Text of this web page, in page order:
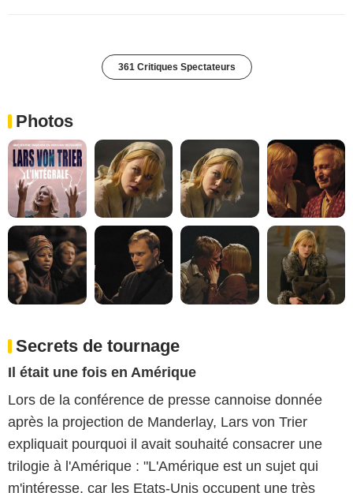
361 Critiques Spectateurs
Photos
Secrets de tournage
Il était une fois en Amérique
Lors de la conférence de presse cannoise donnée
après la projection de Manderlay, Lars von Trier
expliquait pourquoi il avait souhaité consacrer une
trilogie à l'Amérique : "L'Amérique est un sujet qui
m'intéresse, car les Etats-Unis occupent une très